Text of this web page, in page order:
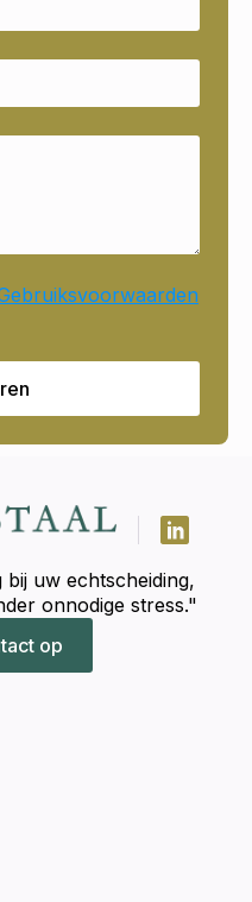
bij uw echtscheiding,
onnodige stress."
op